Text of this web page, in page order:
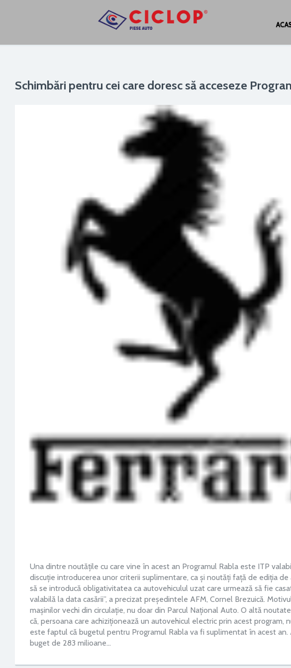
Schimbări pentru cei care doresc să acceseze
Una dintre noutățile cu care vine în acest an Programul Rabla este ITP
discuție introducerea unor criterii suplimentare, ca și noutăți față de ediția
să se introducă obligativitatea ca autovehiculul uzat care urmează să fie
valabilă la data casării”, a precizat președintele AFM, Cornel Brezuică.
mașinilor vechi din circulație, nu doar din Parcul Național Auto. O altă
că, persoana care achiziționează un autovehicul electric prin acest program,
este faptul că bugetul pentru Programul Rabla va fi suplimentat în acest an.
buget de 283 milioane…